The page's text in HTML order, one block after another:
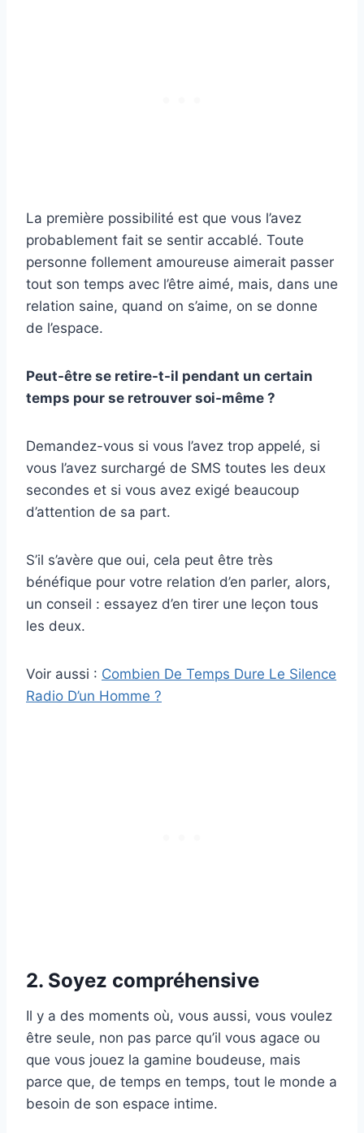
La première possibilité est que vous l’avez
probablement fait se sentir accablé. Toute
personne follement amoureuse aimerait passer
tout son temps avec l’être aimé, mais, dans une
relation saine, quand on s’aime, on se donne
de l’espace.
Peut-être se retire-t-il pendant un certain
temps pour se retrouver soi-même ?
Demandez-vous si vous l’avez trop appelé, si
vous l’avez surchargé de SMS toutes les deux
secondes et si vous avez exigé beaucoup
d’attention de sa part.
S’il s’avère que oui, cela peut être très
bénéfique pour votre relation d’en parler, alors,
un conseil : essayez d’en tirer une leçon tous
les deux.
Voir aussi : Combien De Temps Dure Le Silence
Radio D’un Homme ?
2. Soyez compréhensive
Il y a des moments où, vous aussi, vous voulez
être seule, non pas parce qu’il vous agace ou
que vous jouez la gamine boudeuse, mais
parce que, de temps en temps, tout le monde a
besoin de son espace intime.